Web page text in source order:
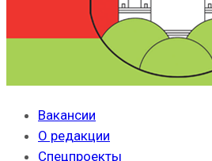
Вакансии
О редакции
Спецпроекты